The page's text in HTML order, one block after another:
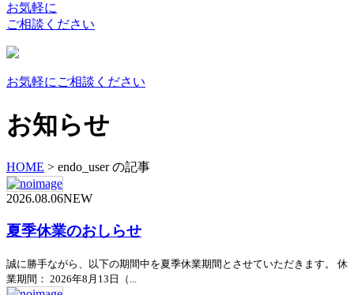
お気軽に
ご相談ください
お気軽にご相談ください
お知らせ
HOME > endo_user の記事
2026.08.06NEW
夏季休業のおしらせ
誠に勝手ながら、以下の期間中を夏季休業期間とさせていただきます。 休
業期間： 2026年8月13日（...